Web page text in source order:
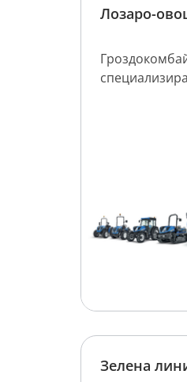
Лозаро-
техника
Зелена